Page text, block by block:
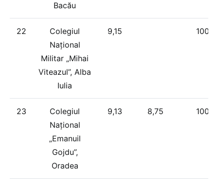
Bacău
22
Colegiul
Național
Militar „Mihai
Viteazul”, Alba
Iulia
9,15 100%
23
Colegiul
Național
„Emanuil
Gojdu”,
Oradea
9,13 8,75 100%